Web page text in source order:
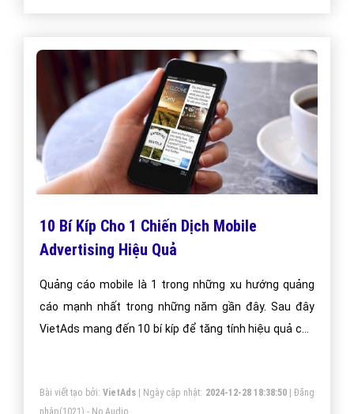
10 Bí Kíp Cho 1 Chiến Dịch Mobile
Advertising Hiệu Quả
Quảng cáo mobile là 1 trong những xu hướng quảng
cáo mạnh nhất trong những năm gần đây. Sau đây
VietAds mang đến 10 bí kíp để tăng tính hiệu quả của
Bài viết tạo bởi: VietAds| Ngày cập nhật: 2024-12-28 18:38:50|Đăng
nhập(1021) - No Audio